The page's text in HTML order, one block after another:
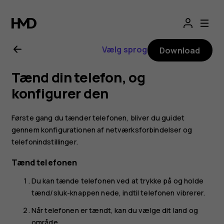
Brugervejledning
til
Nokia
1.4
Vælg sprog Download
Tænd din telefon, og
konfigurer den
Første gang du tænder telefonen, bliver du guidet
gennem konfigurationen af netværksforbindelser og
telefonindstillinger.
Tænd telefonen
Du kan tænde telefonen ved at trykke på og holde
tænd/sluk-knappen nede, indtil telefonen vibrerer.
Når telefonen er tændt, kan du vælge dit land og